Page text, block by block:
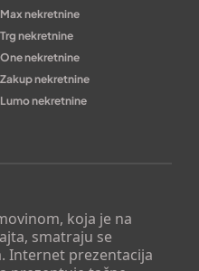
koja je na
smatraju se
Internet prezentacija
Max nekretnine
Trg nekretnine
One nekretnine
Zakup nekretnine
Lumo nekretnine